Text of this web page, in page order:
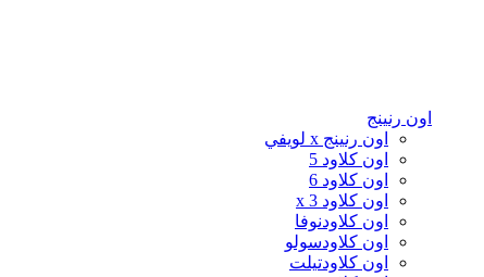
اون رنينج
اون رنينج x لويفي
اون كلاود 5
اون كلاود 6
اون كلاود x 3
اون كلاودنوفا
اون كلاودسولو
اون كلاودتيلت